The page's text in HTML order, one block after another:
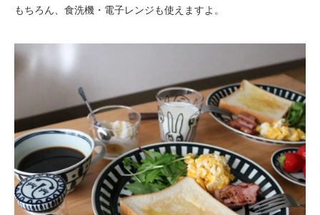
もちろん、食洗機・電子レンジも使えますよ。